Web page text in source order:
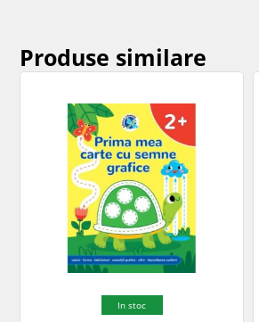
Produse similare
In stoc